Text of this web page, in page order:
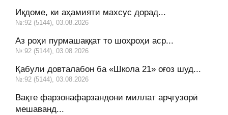
Иқдоме, ки аҳамияти махсус дорад...
№:92 (5144), 03.08.2026
Аз роҳи пурмашаққат то шоҳроҳи аср...
№:92 (5144), 03.08.2026
Қабули довталабон ба «Школа 21» оғоз шуд...
№:92 (5144), 03.08.2026
Вақте фарзонафарзандони миллат арҷгузорӣ
мешаванд...